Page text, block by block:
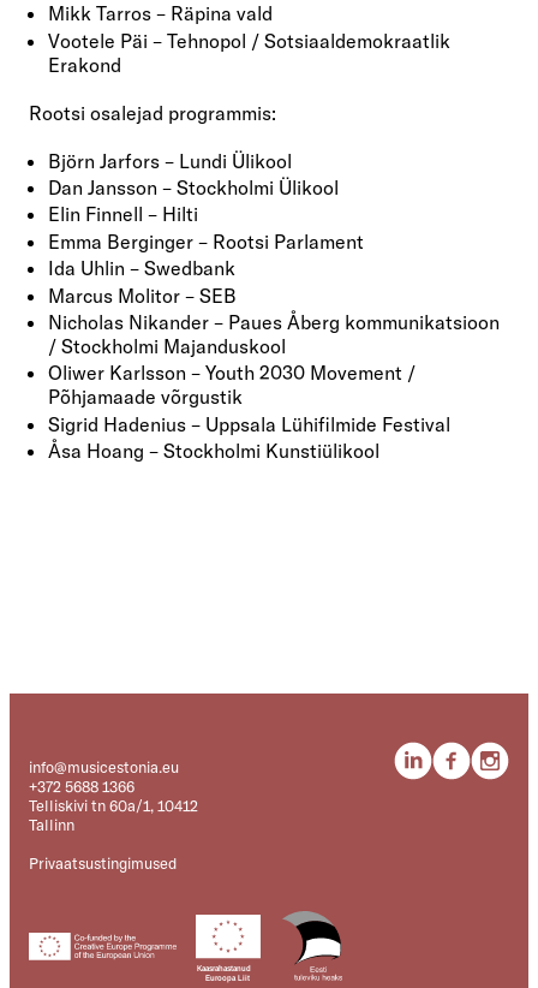
Mikk Tarros – Räpina vald
Vootele Päi – Tehnopol / Sotsiaaldemokraatlik
Erakond
Rootsi osalejad programmis:
Björn Jarfors – Lundi Ülikool
Dan Jansson – Stockholmi Ülikool
Elin Finnell – Hilti
Emma Berginger – Rootsi Parlament
Ida Uhlin – Swedbank
Marcus Molitor – SEB
Nicholas Nikander – Paues Åberg kommunikatsioon
/ Stockholmi Majanduskool
Oliwer Karlsson – Youth 2030 Movement /
Põhjamaade võrgustik
Sigrid Hadenius – Uppsala Lühifilmide Festival
Åsa Hoang – Stockholmi Kunstiülikool
info@musicestonia.eu
+372 5688 1366
Telliskivi tn 60a/1, 10412
Tallinn
Privaatsustingimused
Kaasrahastanud
Euroopa Liit